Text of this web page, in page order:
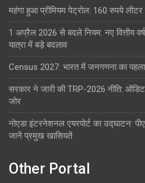
महंगा हुआ प्रीमियम पेट्रोल: 160 रुपये
1 अप्रैल 2026 से बदले नियम: नए वित्तीय
यात्रा में बड़े बदलाव
Census 2027: भारत में जनगणना का
सरकार ने जारी की TRP-2026 नीति:
जोर
नोएडा इंटरनेशनल एयरपोर्ट का उद्घाटन:
जानें प्रमुख खासियतें
Other Portal